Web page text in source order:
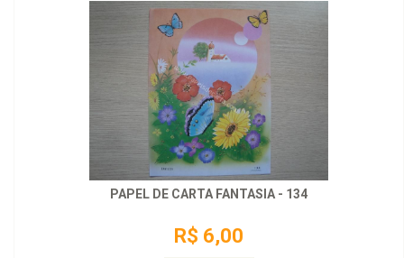
PAPEL DE CARTA FANTASIA - 134
R$ 6,00